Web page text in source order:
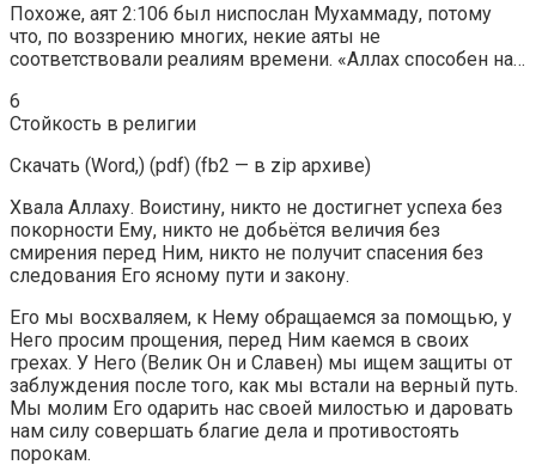
Похоже, аят 2:106 был ниспослан Мухаммаду, потому
что, по воззрению многих, некие аяты не
соответствовали реалиям времени. «Аллах способен на…
6
Стойкость в религии
Скачать (Word,) (pdf) (fb2 — в zip архиве)
Хвала Аллаху. Воистину, никто не достигнет успеха без
покорности Ему, никто не добьётся величия без
смирения перед Ним, никто не получит спасения без
следования Его ясному пути и закону.
Его мы восхваляем, к Нему обращаемся за помощью, у
Него просим прощения, перед Ним каемся в своих
грехах. У Него (Велик Он и Славен) мы ищем защиты от
заблуждения после того, как мы встали на верный путь.
Мы молим Его одарить нас своей милостью и даровать
нам силу совершать благие дела и противостоять
порокам.